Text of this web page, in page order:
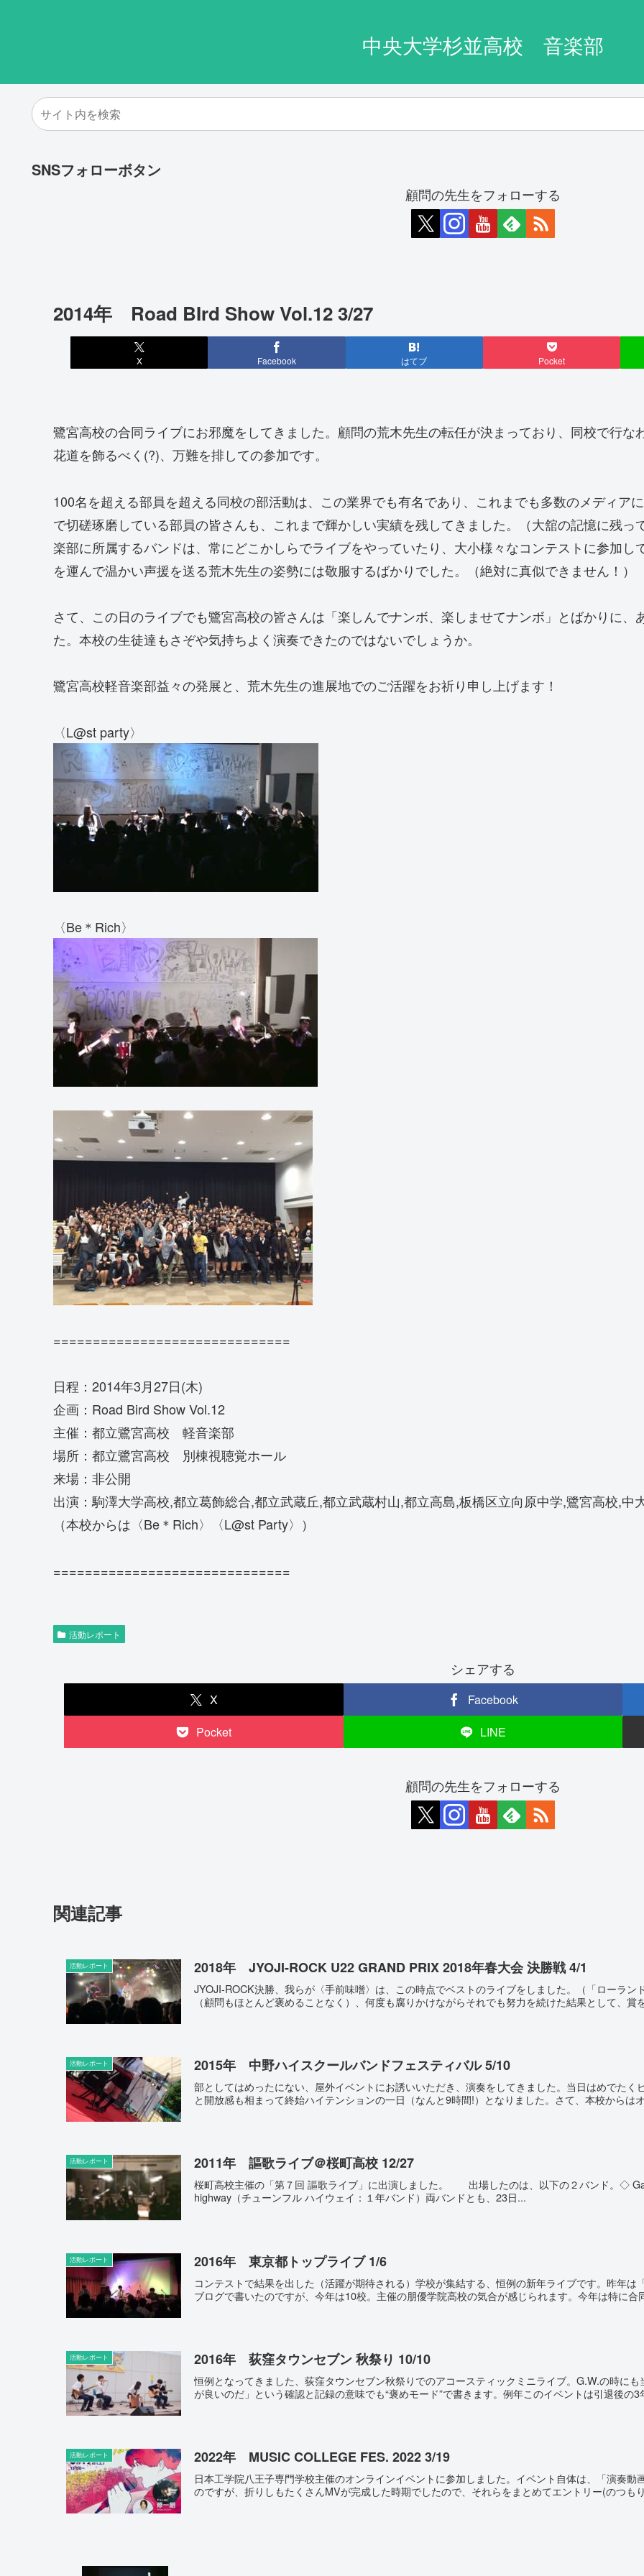
中央大学杉並高校 音楽部
SNSフォローボタン
顧問の先生をフォローする
2014年 Road BIrd Show Vol.12 3/27
X Facebook はてブ Pocket
鷺宮高校の合同ライブにお邪魔をしてきました。顧問の荒木先生の転任が決まっており、同校で行
花道を飾るべく(?)、万難を排しての参加です。
100名を超える部員を超える同校の部活動は、この業界でも有名であり、これまでも多数のメディア
で切磋琢磨している部員の皆さんも、これまで輝かしい実績を残してきました。（大舘の記憶に残
楽部に所属するバンドは、常にどこかしらでライブをやっていたり、大小様々なコンテストに参加
を運んで温かい声援を送る荒木先生の姿勢には敬服するばかりでした。（絶対に真似できません！）
さて、この日のライブでも鷺宮高校の皆さんは「楽しんでナンボ、楽しませてナンボ」とばかりに
た。本校の生徒達もさぞや気持ちよく演奏できたのではないでしょうか。
鷺宮高校軽音楽部益々の発展と、荒木先生の進展地でのご活躍をお祈り申し上げます！
〈L@st party〉
〈Be＊Rich〉
==============================
日程：2014年3月27日(木)
企画：Road Bird Show Vol.12
主催：都立鷺宮高校 軽音楽部
場所：都立鷺宮高校 別棟視聴覚ホール
来場：非公開
出演：駒澤大学高校,都立葛飾総合,都立武蔵丘,都立武蔵村山,都立高島,板橋区立向原中学,鷺宮高校,中
（本校からは〈Be＊Rich〉〈L@st Party〉）
==============================
活動レポート
シェアする
X
Facebook
Pocket
LINE
顧問の先生をフォローする
関連記事
活動レポート 2018年 JYOJI-ROCK U22 GRAND PRIX 2018年春大会 決勝戦 4/1
JYOJI-ROCK決勝、我らが〈手前味噌〉は、この時点でベストのライブをしました。（「ローラ
（顧問もほとんど褒めることなく）、何度も腐りかけながらそれでも努力を続けた結果として、賞
活動レポート 2015年 中野ハイスクールバンドフェスティバル 5/10
部としてはめったにない、屋外イベントにお誘いいただき、演奏をしてきました。当日はめでた
と開放感も相まって終始ハイテンションの一日（なんと9時間!）となりました。さて、本校からは
活動レポート 2011年 謳歌ライブ＠桜町高校 12/27
桜町高校主催の「第７回 謳歌ライブ」に出演しました。 出場したのは、以下の２バンド。◇
highway（チューンフル ハイウェイ：１年バンド）両バンドとも、23日...
活動レポート 2016年 東京都トップライブ 1/6
コンテストで結果を出した（活躍が期待される）学校が集結する、恒例の新年ライブです。昨年
ブログで書いたのですが、今年は10校。主催の朋優学院高校の気合が感じられます。今年は特に合
活動レポート 2016年 荻窪タウンセブン 秋祭り 10/10
恒例となってきました、荻窪タウンセブン秋祭りでのアコースティックミニライブ。G.W.の時に
が良いのだ」という確認と記録の意味でも“褒めモード”で書きます。例年このイベントは引退後の3
活動レポート 2022年 MUSIC COLLEGE FES. 2022 3/19
日本工学院八王子専門学校主催のオンラインイベントに参加しました。イベント自体は、「演奏
のですが、折りしもたくさんMVが完成した時期でしたので、それらをまとめてエントリー(のつも